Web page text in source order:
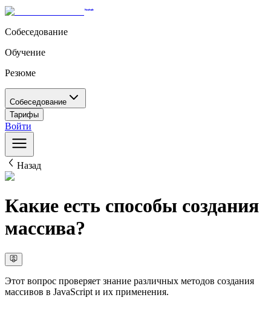
Собеседование
Обучение
Резюме
Собеседование
Тарифы
Войти
Назад
Какие есть способы создания
массива?
Этот вопрос проверяет знание различных методов создания
массивов в JavaScript и их применения.